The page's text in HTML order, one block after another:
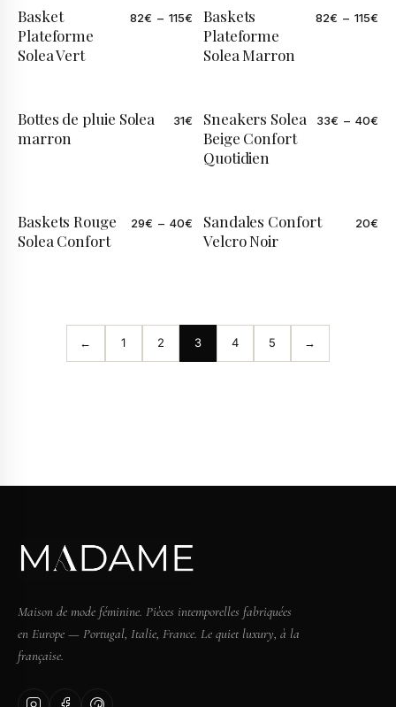
ÉDITION LIMITÉE
Basket
Plateforme
Solea Vert
82€ – 115€
Baskets
Plateforme
Solea Marron
82€ – 115€
Bottes de pluie Solea
marron
31€
Sneakers Solea
Beige Confort
Quotidien
33€ – 40€
Baskets Rouge
Solea Confort
29€ – 40€ ÉDITION LIMITÉE
Sandales Confort
Velcro Noir
20€
← 1 2 3 4 5 →
Maison de mode féminine. Pièces intemporelles fabriquées
en Europe — Portugal, Italie, France. Le quiet luxury, à la
française.